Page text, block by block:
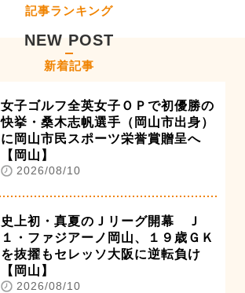
記事ランキング
NEW POST
新着記事
女子ゴルフ全英女子ＯＰで初優勝の
快挙・桑木志帆選手（岡山市出身）
に岡山市民スポーツ栄誉賞贈呈へ
【岡山】
2026/08/10
史上初・真夏のＪリーグ開幕 Ｊ
１・ファジアーノ岡山、１９歳ＧＫ
を抜擢もセレッソ大阪に逆転負け
【岡山】
2026/08/10